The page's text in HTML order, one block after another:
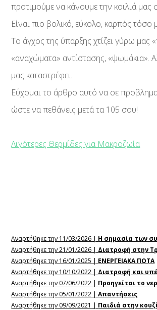
προτιμούμε να κάνουμε την κοιλιά
Είναι πιο βολικό, εύκολο, καρπός τόσο
Το άγχος της ύπαρξης χτίζει γύρω μας
«αναχώματα» αντίστασης, «ψωμάκια».
μας καταστρέφει.
Εύχομαι το άρθρο αυτό να σε
ώστε να πεθάνεις μετά τα 105 σου!
Λιγότερες Θερμίδες για Μακροζωία
Αναρτήθηκε την 11/03/2026 | Η σημασία των
Αναρτήθηκε την 21/01/2026 | Διατροφή στην
Αναρτήθηκε την 16/01/2025 | ΕΝΕΡΓΕΙΑΚΑ ΠΟΤΑ
Αναρτήθηκε την 10/10/2022 | Διατροφή και
Αναρτήθηκε την 07/06/2022 | Προηγείται το
Αναρτήθηκε την 05/01/2022 |Απαντήσεις
Αναρτήθηκε την 09/09/2021 | Παιδιά στην